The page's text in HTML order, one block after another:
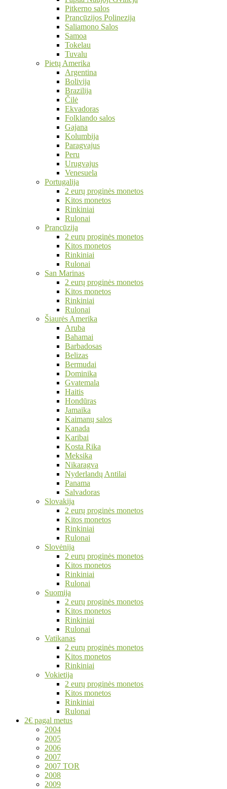
Pitkerno salos
Prancūzijos Polinezija
Saliamono Salos
Samoa
Tokelau
Tuvalu
Pietų Amerika
Argentina
Bolivija
Brazilija
Čilė
Ekvadoras
Folklando salos
Gajana
Kolumbija
Paragvajus
Peru
Urugvajus
Venesuela
Portugalija
2 eurų proginės monetos
Kitos monetos
Rinkiniai
Rulonai
Prancūzija
2 eurų proginės monetos
Kitos monetos
Rinkiniai
Rulonai
San Marinas
2 eurų proginės monetos
Kitos monetos
Rinkiniai
Rulonai
Šiaurės Amerika
Aruba
Bahamai
Barbadosas
Belizas
Bermudai
Dominika
Gvatemala
Haitis
Hondūras
Jamaika
Kaimanų salos
Kanada
Karibai
Kosta Rika
Meksika
Nikaragva
Nyderlandų Antilai
Panama
Salvadoras
Slovakija
2 eurų proginės monetos
Kitos monetos
Rinkiniai
Rulonai
Slovėnija
2 eurų proginės monetos
Kitos monetos
Rinkiniai
Rulonai
Suomija
2 eurų proginės monetos
Kitos monetos
Rinkiniai
Rulonai
Vatikanas
2 eurų proginės monetos
Kitos monetos
Rinkiniai
Vokietija
2 eurų proginės monetos
Kitos monetos
Rinkiniai
Rulonai
2€ pagal metus
2004
2005
2006
2007
2007 TOR
2008
2009